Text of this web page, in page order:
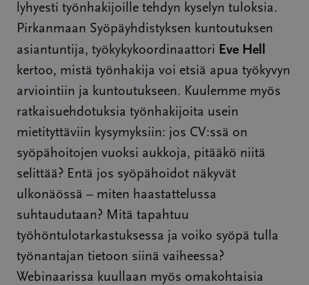
lyhyesti työnhakijoille tehdyn kyselyn tuloksia.
Pirkanmaan Syöpäyhdistyksen kuntoutuksen
asiantuntija, työkykykoordinaattori Eve Hell
kertoo, mistä työnhakija voi etsiä apua työkyvyn
arviointiin ja kuntoutukseen. Kuulemme myös
ratkaisuehdotuksia työnhakijoita usein
mietityttäviin kysymyksiin: jos CV:ssä on
syöpähoitojen vuoksi aukkoja, pitääkö niitä
selittää? Entä jos syöpähoidot näkyvät
ulkonäössä – miten haastattelussa
suhtaudutaan? Mitä tapahtuu
työhöntulotarkastuksessa ja voiko syöpä tulla
työnantajan tietoon siinä vaiheessa?
Webinaarissa kuullaan myös omakohtaisia